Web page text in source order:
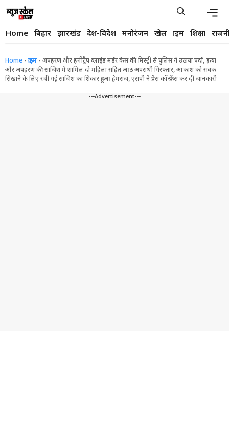
content
Home बिहार झारखंड देश-विदेश मनोरंजन खेल क्राइम शिक्षा
Home - क्राइम - अपहरण और हनीट्रैप ब्लाईंड मर्डर केस की मिस्ट्री से पुलिस ने उठाया पर्दा, हत्या
और अपहरण की साजिश में शामिल दो महिला सहित आठ अपराधी गिरफ्तार, आकाश को सबक
सिखाने के लिए रची गई साजिश का शिकार हुआ हेमराज, एसपी ने प्रेस कॉॅन्फ्रेंस कर दी जानकारी
---Advertisement---